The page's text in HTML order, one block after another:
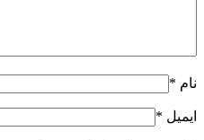
نام *
ایمیل *